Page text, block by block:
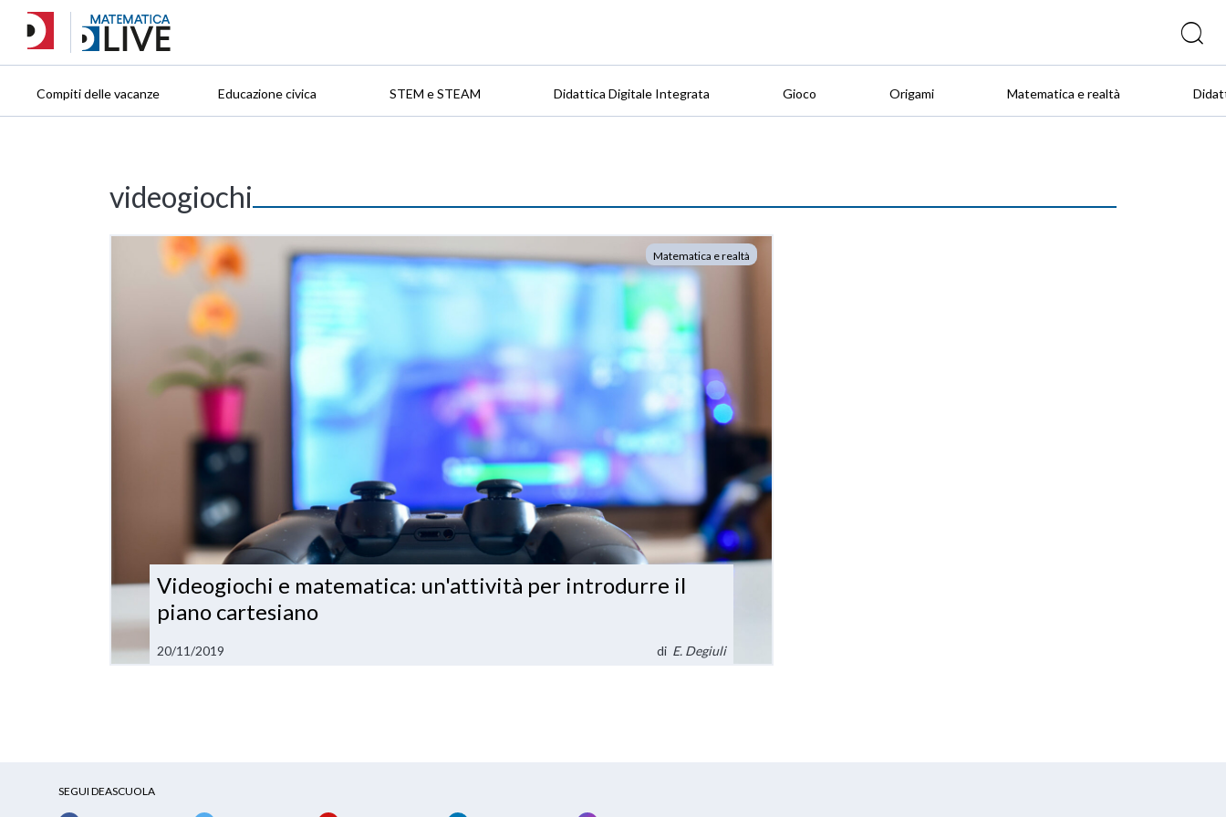
Compiti delle vacanze Educazione civica STEM e STEAM Didattica Digitale Integrata Gioco Origami Matematica e realtà
videogiochi
Matematica e realtà
Videogiochi e matematica: un'attività per introdurre il
piano cartesiano
20/11/2019 di E. Degiuli
SEGUI DEASCUOLA